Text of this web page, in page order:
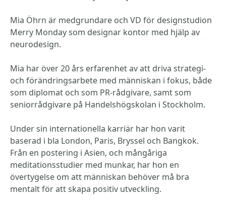
Mia Öhrn är medgrundare och VD för designstudion
Merry Monday som designar kontor med hjälp av
neurodesign.
Mia har över 20 års erfarenhet av att driva strategi-
och förändringsarbete med människan i fokus, både
som diplomat och som PR-rådgivare, samt som
seniorrådgivare på Handelshögskolan i Stockholm.
Under sin internationella karriär har hon varit
baserad i bla London, Paris, Bryssel och Bangkok.
Från en postering i Asien, och mångåriga
meditationsstudier med munkar, har hon en
övertygelse om att människan behöver må bra
mentalt för att skapa positiv utveckling.